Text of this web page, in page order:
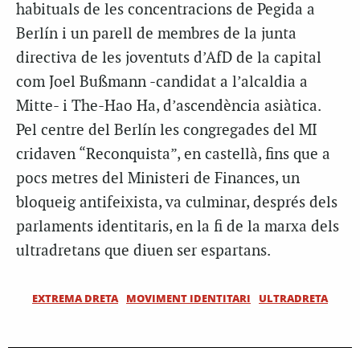
habituals de les concentracions de Pegida a
Berlín i un parell de membres de la junta
directiva de les joventuts d’AfD de la capital
com Joel Bußmann -candidat a l’alcaldia a
Mitte- i The-Hao Ha, d’ascendència asiàtica.
Pel centre del Berlín les congregades del MI
cridaven “Reconquista”, en castellà, fins que a
pocs metres del Ministeri de Finances, un
bloqueig antifeixista, va culminar, després dels
parlaments identitaris, en la fi de la marxa dels
ultradretans que diuen ser espartans.
EXTREMA DRETA MOVIMENT IDENTITARI ULTRADRETA